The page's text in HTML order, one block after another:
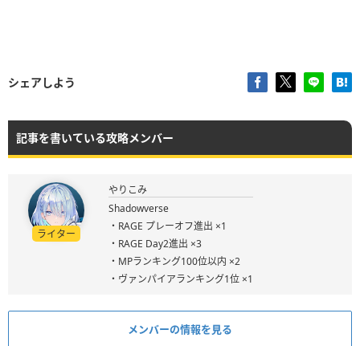
シェアしよう
記事を書いている攻略メンバー
ライター
やりこみ
Shadowverse
・RAGE プレーオフ進出 ×1
・RAGE Day2進出 ×3
・MPランキング100位以内 ×2
・ヴァンパイアランキング1位 ×1
メンバーの情報を見る